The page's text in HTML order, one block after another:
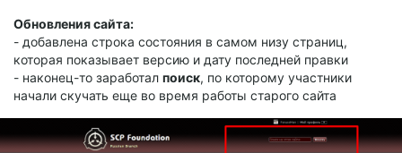
Обновления сайта:
- добавлена строка состояния в самом низу страниц,
которая показывает версию и дату последней правки
- наконец-то заработал поиск, по которому участники
начали скучать еще во время работы старого сайта